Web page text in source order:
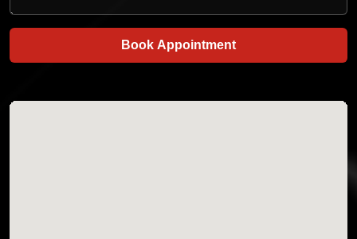
Book Appointment